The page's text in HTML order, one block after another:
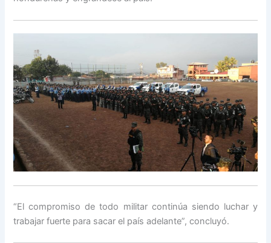
“El compromiso de todo militar continúa siendo luchar y
trabajar fuerte para sacar el país adelante”, concluyó.